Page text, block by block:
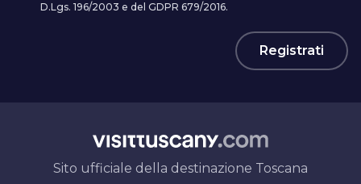
D.Lgs. 196/2003 e del GDPR 679/2016.
Registrati
Sito ufficiale della destinazione Toscana